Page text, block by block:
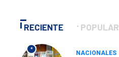
RECIENTE POPULAR
*
NACIONALES